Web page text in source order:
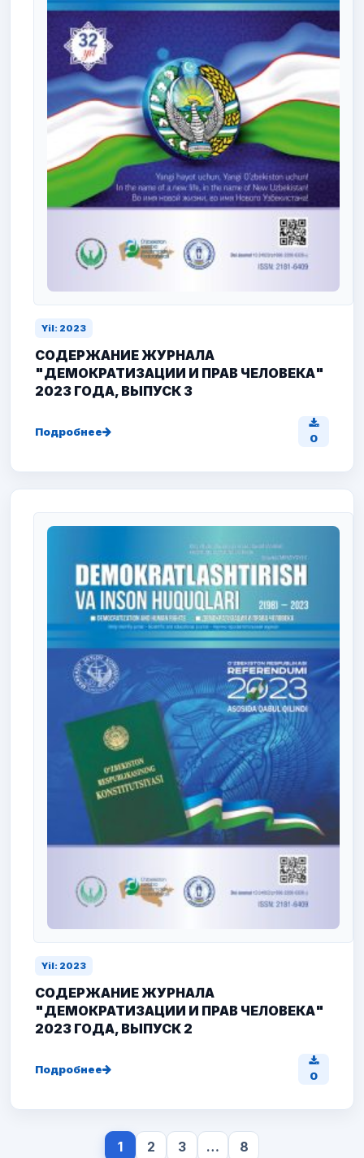
Yil: 2023
СОДЕРЖАНИЕ ЖУРНАЛА
"ДЕМОКРАТИЗАЦИИ И ПРАВ ЧЕЛОВЕКА"
2023 ГОДА, ВЫПУСК 3
Подробнее 0
Yil: 2023
СОДЕРЖАНИЕ ЖУРНАЛА
"ДЕМОКРАТИЗАЦИИ И ПРАВ ЧЕЛОВЕКА"
2023 ГОДА, ВЫПУСК 2
Подробнее 0
1 2 3 … 8